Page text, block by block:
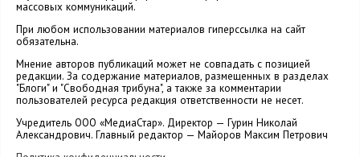
массовых коммуникаций.
При любом использовании материалов гиперссылка на сайт
обязательна.
Мнение авторов публикаций может не совпадать с позицией
редакции. За содержание материалов, размещенных в разделах
"Блоги" и "Свободная трибуна", а также за комментарии
пользователей ресурса редакция ответственности не несет.
Учредитель ООО «МедиаСтар». Директор — Гурин Николай
Александрович. Главный редактор — Майоров Максим Петрович